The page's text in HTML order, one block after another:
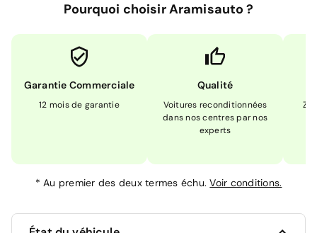
Pourquoi choisir Aramisauto ?
Garantie Commerciale
12 mois de garantie
Qualité
Voitures reconditionnées
dans nos centres par nos
experts
*Au premier des deux termes échu.Voir conditions.